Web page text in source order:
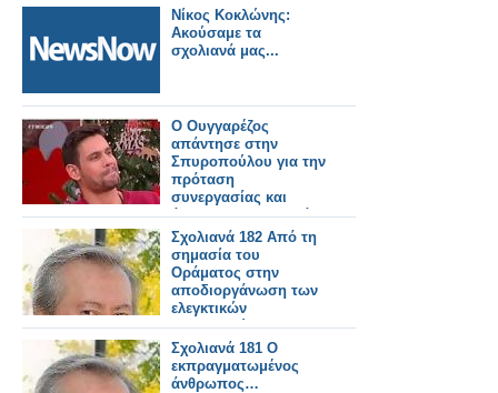
Νίκος Κοκλώνης:
Ακούσαμε τα
σχολιανά μας...
O Ουγγαρέζος
απάντησε στην
Σπυροπούλου για την
πρόταση
συνεργασίας και
άκουσε τα σχολιανά
της! [video]
Σχολιανά 182 Από τη
σημασία του
Οράματος στην
αποδιοργάνωση των
ελεγκτικών
μηχανισμών…
Σχολιανά 181 Ο
εκπραγματωμένος
άνθρωπος…